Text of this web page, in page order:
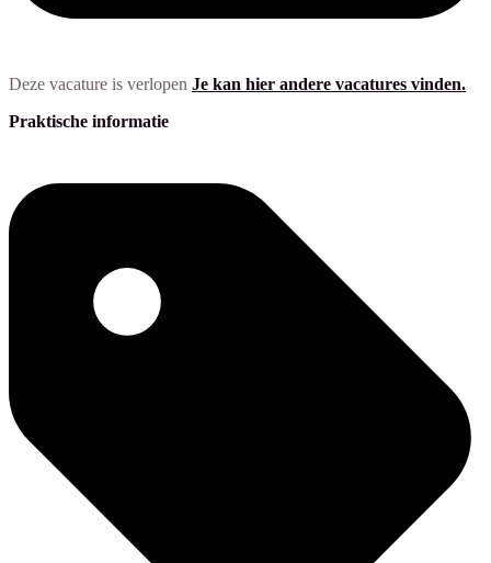
Deze vacature is verlopen Je kan hier andere vacatures vinden.
Praktische informatie